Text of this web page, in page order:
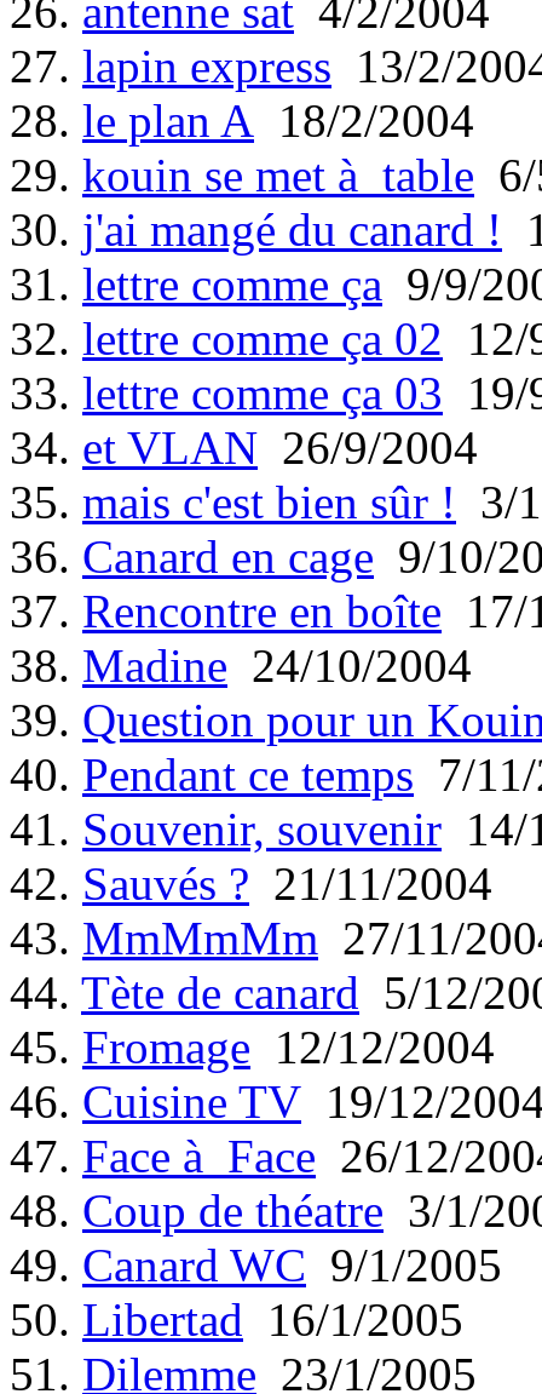
26. antenne sat 4/2/2004
27. lapin express 13/2/
28. le plan A 18/2/2004
29. kouin se met à table
30. j'ai mangé du canard !
31. lettre comme ça 9/9/
32. lettre comme ça 02 12/
33. lettre comme ça 03 19/
34. et VLAN 26/9/2004
35. mais c'est bien sûr ! 3/
36. Canard en cage 9/10/
37. Rencontre en boîte 17/
38. Madine 24/10/2004
39. Question pour un
40. Pendant ce temps 7/
41. Souvenir, souvenir 14/
42. Sauvés ? 21/11/2004
43. MmMmMm 27/11/
44. Tète de canard 5/12/
45. Fromage 12/12/2004
46. Cuisine TV 19/12/
47. Face à Face 26/12/
48. Coup de théatre 3/1/
49. Canard WC 9/1/2005
50. Libertad 16/1/2005
51. Dilemme 23/1/2005